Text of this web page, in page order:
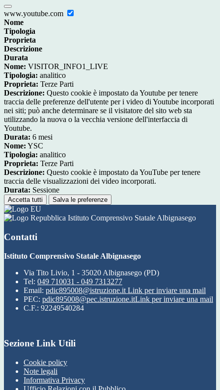
www.youtube.com
Nome
Tipologia
Proprieta
Descrizione
Durata
Nome: VISITOR_INFO1_LIVE
Tipologia: analitico
Proprieta: Terze Parti
Descrizione: Questo cookie è impostato da Youtube per tenere
traccia delle preferenze dell'utente per i video di Youtube incorporati
nei siti; può anche determinare se il visitatore del sito web sta
utilizzando la nuova o la vecchia versione dell'interfaccia di
Youtube.
Durata: 6 mesi
Nome: YSC
Tipologia: analitico
Proprieta: Terze Parti
Descrizione: Questo cookie è impostato da YouTube per tenere
traccia delle visualizzazioni dei video incorporati.
Durata: Sessione
Accetta tutti Salva le preferenze
Istituto Comprensivo Statale Albignasego
Contatti
Istituto Comprensivo Statale Albignasego
Via Tito Livio, 1 - 35020 Albignasego (PD)
Tel: 049 710031 - 049 7313277
Email: pdic895008@istruzione.it Link per inviare una mail
PEC: pdic895008@pec.istruzione.itLink per inviare una mail
C.F.: 92249540284
Sezione Link Utili
Cookie policy
Note legali
Informativa Privacy